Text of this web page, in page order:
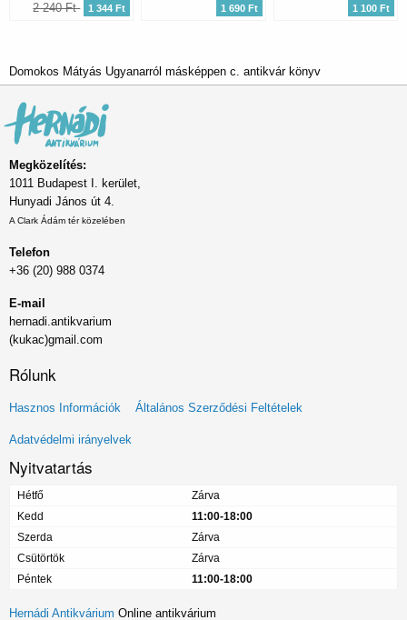
2 240 Ft 1 344 Ft 1 690 Ft 1 100 Ft
Domokos Mátyás Ugyanarról másképpen c. antikvár könyv
Megközelítés:
1011 Budapest I. kerület,
Hunyadi János út 4.
A Clark Ádám tér közelében
Telefon
+36 (20) 988 0374
E-mail
hernadi.antikvarium
(kukac)gmail.com
Rólunk
Lábléc
menü
Hasznos Információk Általános Szerződési Feltételek
Adatvédelmi irányelvek
Nyitvatartás
Hétfő
Zárva
Kedd
11:00-18:00
Szerda
Zárva
Csütörtök
Zárva
Péntek
11:00-18:00
Hernádi Antikvárium Online antikvárium